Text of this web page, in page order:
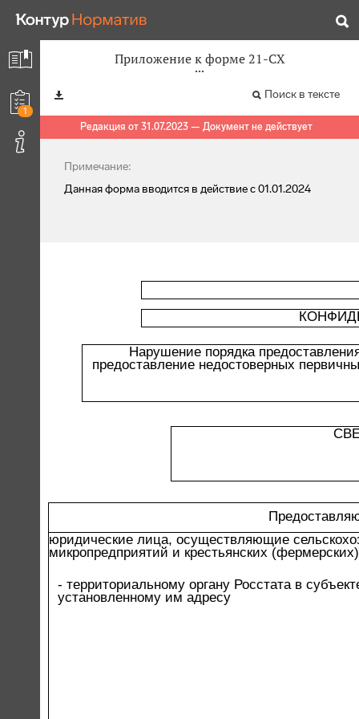
1
Приложение к форме 21-СХ
Поиск в тексте
Редакция от 31.07.2023 — Документ не действует
Примечание:
Данная форма вводится в действие с 01.01.2024
Нарушение порядка
предоставление недостоверных
юридические лица, осуществляющие
микропредприятий и крестьянских
- территориальному органу Росстата в
установленному им адресу